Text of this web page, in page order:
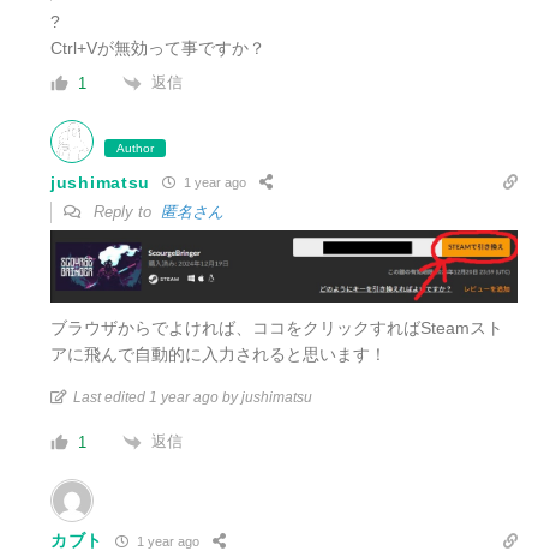
?
Ctrl+Vが無効って事ですか？
1 返信
Author
jushimatsu 1 year ago
Reply to 匿名さん
ブラウザからでよければ、ココをクリックすればSteamスト
アに飛んで自動的に入力されると思います！
Last edited 1 year ago by jushimatsu
1 返信
カブト 1 year ago